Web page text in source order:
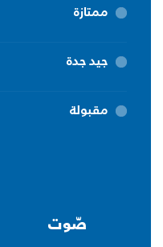
ممتازة
جيد جدة
مقبولة